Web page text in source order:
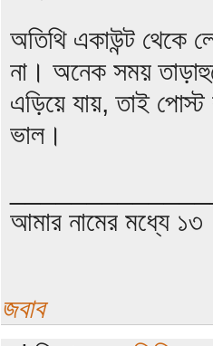
অতিথি একাউন্ট থেকে
না। অনেক সময়
এড়িয়ে যায়, তাই
ভাল।
আমার নামের মধ্যে ১৩
জবাব